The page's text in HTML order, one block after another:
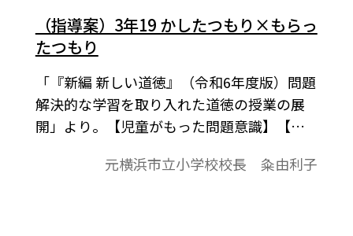
（指導案）3年19 かしたつもり×もらっ
たつもり
「『新編 新しい道徳』（令和6年度版）問題
解決的な学習を取り入れた道徳の授業の展
開」より。【児童がもった問題意識】【今
題】、展開などで1時間の学習指導案を構成
元横浜市立小学校校長 粂由利子